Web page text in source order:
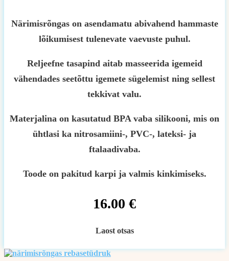
Närimisrõngas on asendamatu abivahend hammaste
lõikumisest tulenevate vaevuste puhul.
Reljeefne tasapind aitab masseerida igemeid
vähendades seetõttu igemete sügelemist ning sellest
tekkivat valu.
Materjalina on kasutatud BPA vaba silikooni, mis on
ühtlasi ka nitrosamiini-, PVC-, lateksi- ja
ftalaadivaba.
Toode on pakitud karpi ja valmis kinkimiseks.
16.00 €
Laost otsas